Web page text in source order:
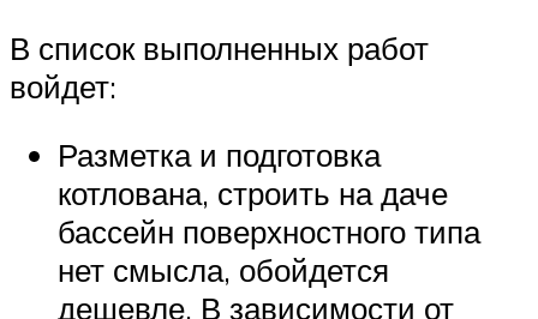
В список выполненных работ
войдет:
Разметка и подготовка
котлована, строить на даче
бассейн поверхностного типа
нет смысла, обойдется
дешевле. В зависимости от